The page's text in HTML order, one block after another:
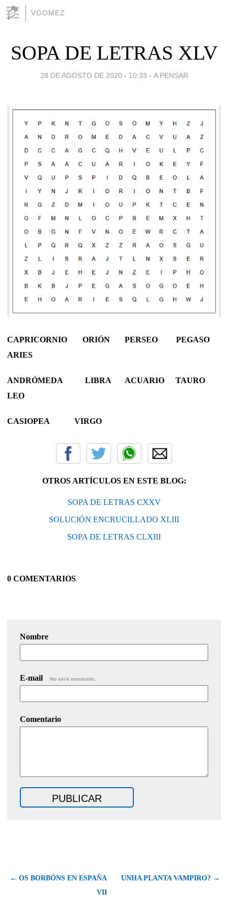
VGOMEZ
SOPA DE LETRAS XLV
28 DE AGOSTO DE 2020 - 10:33 - A PENSAR
CAPRICORNIO ORIÓN PERSEO PEGASO
ARIES
ANDRÓMEDA LIBRA ACUARIO TAURO
LEO
CASIOPEA VIRGO
OTROS ARTÍCULOS EN ESTE BLOG:
SOPA DE LETRAS CXXV
SOLUCIÓN ENCRUCILLADO XLIII
SOPA DE LETRAS CLXIII
0 COMENTARIOS
Nombre
E-mail No será mostrado.
Comentario
← OS BORBÓNS EN ESPAÑA
VII
UNHA PLANTA VAMPIRO? →